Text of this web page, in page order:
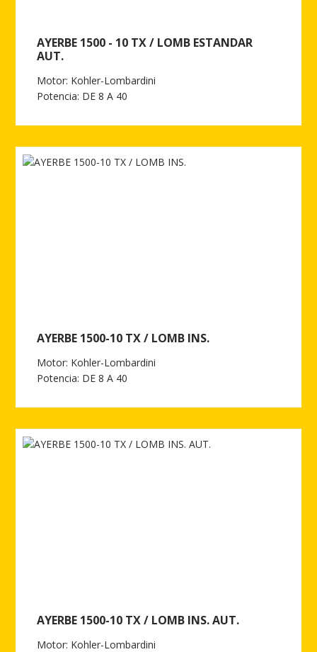
AYERBE 1500 - 10 TX / LOMB ESTANDAR
AUT.
Motor: Kohler-Lombardini
Potencia: DE 8 A 40
AYERBE 1500-10 TX / LOMB INS.
Motor: Kohler-Lombardini
Potencia: DE 8 A 40
AYERBE 1500-10 TX / LOMB INS. AUT.
Motor: Kohler-Lombardini